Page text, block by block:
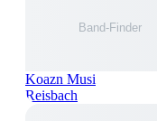
Koazn Musi
Reisbach